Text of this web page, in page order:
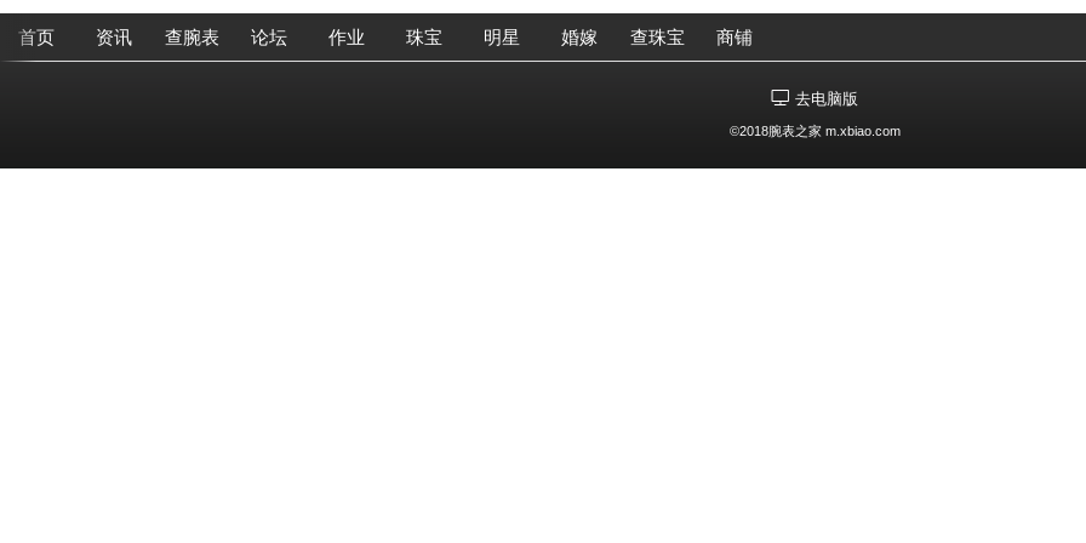
首页 资讯 查腕表 论坛 作业 珠宝 明星 婚嫁 查珠宝 商铺
去电脑版
©2018腕表之家 m.xbiao.com